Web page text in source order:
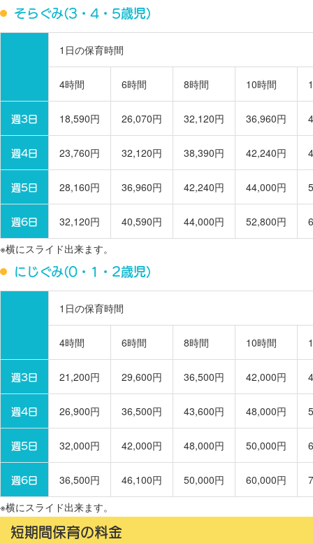
そらぐみ(3・4・5歳児)
1日の保育時間
4時間 6時間 8時間 10時間
週3日 18,590円 26,070円 32,120円 36,960円
週4日 23,760円 32,120円 38,390円 42,240円
週5日 28,160円 36,960円 42,240円 44,000円
週6日 32,120円 40,590円 44,000円 52,800円
※横にスライド出来ます。
にじぐみ(0・1・2歳児)
1日の保育時間
4時間 6時間 8時間 10時間
週3日 21,200円 29,600円 36,500円 42,000円
週4日 26,900円 36,500円 43,600円 48,000円
週5日 32,000円 42,000円 48,000円 50,000円
週6日 36,500円 46,100円 50,000円 60,000円
※横にスライド出来ます。
短期間保育の料金